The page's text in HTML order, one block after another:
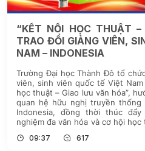
“KẾT NỐI HỌC THUẬT
TRAO ĐỔI GIẢNG VIÊN,
NAM – INDONESIA
Trường Đại học Thành Đô tổ
viên, sinh viên quốc tế Việt
học thuật – Giao lưu văn hóa”,
quan hệ hữu nghị truyền thống
Indonesia, đồng thời thúc
nghiệm đa văn hóa và cơ hội
09:37 617